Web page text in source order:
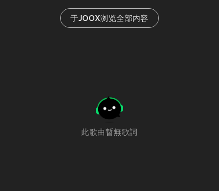
于JOOX浏览全部内容
此歌曲暫無歌詞